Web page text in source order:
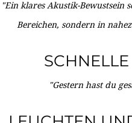
"Ein klares Akustik-Bewustsein
Bereichen, sondern in
"Gestern hast du